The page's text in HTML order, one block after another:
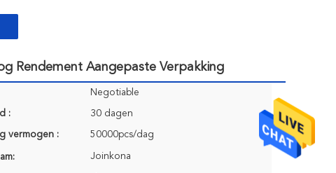
Rendement Aangepaste Verpakking
Negotiable
: 30 dagen
vermogen : 50000pcs/dag
Joinkona